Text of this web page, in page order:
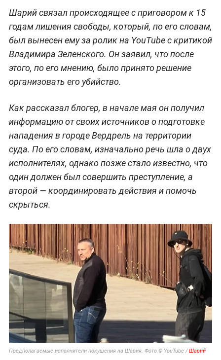
Шарий связал происходящее с приговором к 15
годам лишения свободы, который, по его словам,
был вынесен ему за ролик на YouTube с критикой
Владимира Зеленского. Он заявил, что после
этого, по его мнению, было принято решение
организовать его убийство.
Как рассказал блогер, в начале мая он получил
информацию от своих источников о подготовке
нападения в городе Вердрель на территории
суда. По его словам, изначально речь шла о двух
исполнителях, однако позже стало известно, что
один должен был совершить преступление, а
второй — координировать действия и помочь
скрыться.
Предполагаемые исполнители покушения на Шария. Фото © YouTube /Шарий